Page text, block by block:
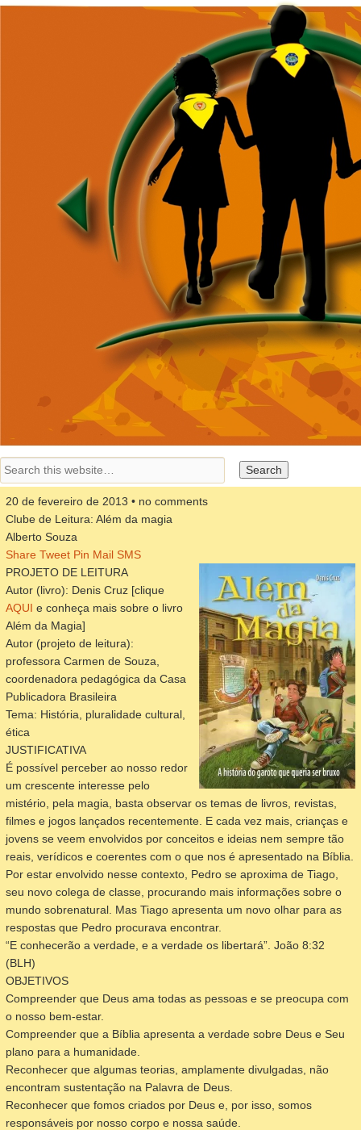
20 de fevereiro de 2013 • no comments
Clube de Leitura: Além da magia
Alberto Souza
Share Tweet Pin Mail SMS
PROJETO DE LEITURA
Autor (livro): Denis Cruz [clique
AQUI e conheça mais sobre o livro
Além da Magia]
Autor (projeto de leitura):
professora Carmen de Souza,
coordenadora pedagógica da Casa
Publicadora Brasileira
Tema: História, pluralidade cultural,
ética
JUSTIFICATIVA
É possível perceber ao nosso redor
um crescente interesse pelo
mistério, pela magia, basta observar os temas de livros, revistas,
filmes e jogos lançados recentemente. E cada vez mais, crianças e
jovens se veem envolvidos por conceitos e ideias nem sempre tão
reais, verídicos e coerentes com o que nos é apresentado na Bíblia.
Por estar envolvido nesse contexto, Pedro se aproxima de Tiago,
seu novo colega de classe, procurando mais informações sobre o
mundo sobrenatural. Mas Tiago apresenta um novo olhar para as
respostas que Pedro procurava encontrar.
“E conhecerão a verdade, e a verdade os libertará”. João 8:32
(BLH)
OBJETIVOS
Compreender que Deus ama todas as pessoas e se preocupa com
o nosso bem-estar.
Compreender que a Bíblia apresenta a verdade sobre Deus e Seu
plano para a humanidade.
Reconhecer que algumas teorias, amplamente divulgadas, não
encontram sustentação na Palavra de Deus.
Reconhecer que fomos criados por Deus e, por isso, somos
responsáveis por nosso corpo e nossa saúde.